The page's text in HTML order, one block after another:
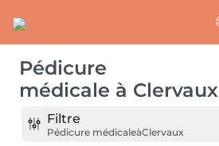
Pédicure
médicale à Clervaux
Filtre
Pédicure médicaleàClervaux